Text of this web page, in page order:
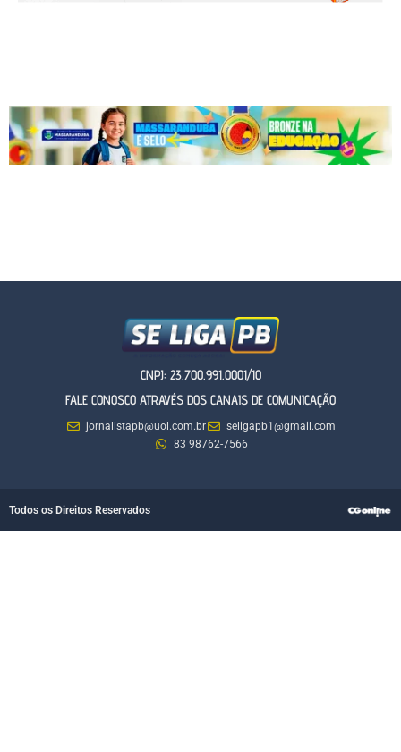
CNPJ: 23.700.991.0001/10
FALE CONOSCO ATRAVÉS DOS CANAIS DE COMUNICAÇÃO
jornalistapb@uol.com.br
seligapb1@gmail.com
83 98762-7566
Todos os Direitos Reservados